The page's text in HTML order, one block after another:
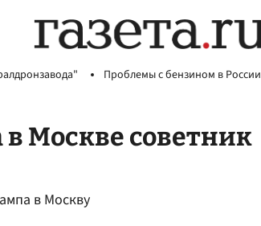
Проблемы с бензином в России
Москве советник
в Москву